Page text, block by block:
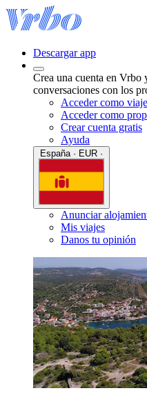
Descargar app
Crea una cuenta en Vrbo
conversaciones con los
Acceder como
Acceder como
Crear cuenta gratis
Ayuda
Anunciar
Mis viajes
Danos tu opinión